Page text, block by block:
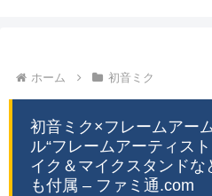
ホーム 初音ミク
初音ミク×フレームアー
ル“フレームアーティス
イク＆マイクスタンド
も付属 – ファミ通.com